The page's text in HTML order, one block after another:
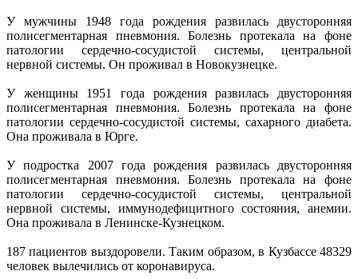
У мужчины 1948 года рождения развилась двусторонняя
полисегментарная пневмония. Болезнь протекала на фоне
патологии сердечно-сосудистой системы, центральной
нервной системы. Он проживал в Новокузнецке.
У женщины 1951 года рождения развилась двусторонняя
полисегментарная пневмония. Болезнь протекала на фоне
патологии сердечно-сосудистой системы, сахарного диабета.
Она проживала в Юрге.
У подростка 2007 года рождения развилась двусторонняя
полисегментарная пневмония. Болезнь протекала на фоне
патологии сердечно-сосудистой системы, центральной
нервной системы, иммунодефицитного состояния, анемии.
Она проживала в Ленинске-Кузнецком.
187 пациентов выздоровели. Таким образом, в Кузбассе 48329
человек вылечились от коронавируса.